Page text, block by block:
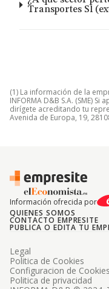
Transportes Sl
(1) La información de la
INFORMA D&B S.A. (SME)
dirígete acreditando tu
Avenida de Europa, 19,
Información ofrecida por
QUIENES SOMOS
CONTACTO EMPRESITE
PUBLICA O EDITA TU
Legal
Politica de Cookies
Configuracion de Cookies
Politica de privacidad